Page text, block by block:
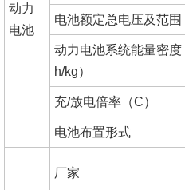
动力
电池
电池额定总电压及范围
动力电池系统能量密度
h/kg）
充/放电倍率（C）
电池布置形式
厂家